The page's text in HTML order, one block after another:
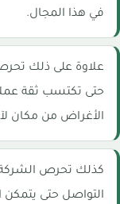
في هذا المجال.
علاوة على ذلك
حتى تكتسب ثقة
الأغراض من مكان
كذلك تحرص الشركة
التواصل حتى